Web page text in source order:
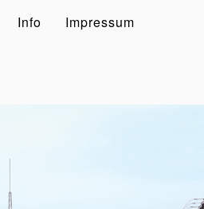
Info Impressum